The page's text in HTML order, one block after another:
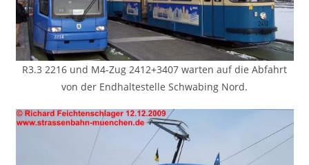
R3.3 2216 und M4-Zug 2412+3407 warten auf die Abfahrt
von der Endhaltestelle Schwabing Nord.